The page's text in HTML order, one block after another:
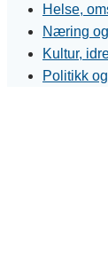
Helse,
Næring
Kultur,
Politikk